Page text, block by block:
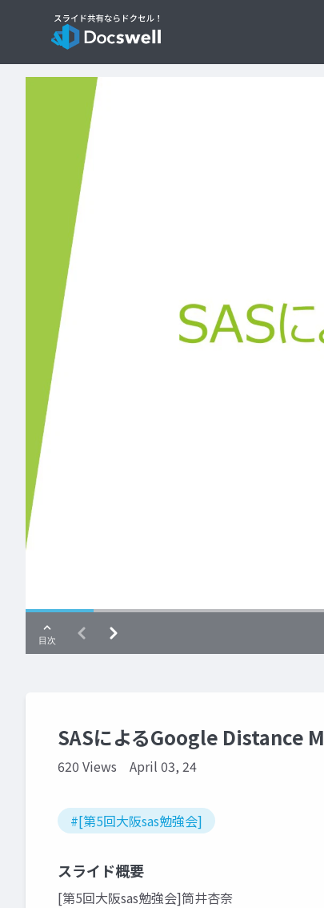
SASによるGoogle Distance
620 Views April 03, 24
#[第5回大阪sas勉強会]
スライド概要
[第5回大阪sas勉強会]筒井杏奈